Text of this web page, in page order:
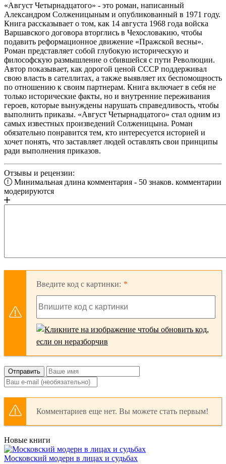
«Август Четырнадцатого» - это роман, написанный
Александром Солженицыным и опубликованный в 1971 году.
Книга рассказывает о том, как 14 августа 1968 года войска
Варшавского договора вторглись в Чехословакию, чтобы
подавить реформационное движение «Пражской весны».
Роман представляет собой глубокую историческую и
философскую размышление о сбившейся с пути Революции.
Автор показывает, как дорогой ценой СССР поддерживал
свою власть в сателлитах, а также выявляет их беспомощность
по отношению к своим партнерам. Книга включает в себя не
только исторические факты, но и внутренние переживания
героев, которые вынуждены нарушать справедливость, чтобы
выполнить приказы. «Август Четырнадцатого» стал одним из
самых известных произведений Солженицына. Роман
обязательно понравится тем, кто интересуется историей и
хочет понять, что заставляет людей оставлять свои принципы
ради выполнения приказов.
Отзывы и рецензии:
Минимальная длина комментария - 50 знаков. комментарии
модерируются
Введите код с картинки:
Отправить
Комментариев еще нет. Вы можете стать первым!
Новые книги
Московский модерн в лицах и судьбах